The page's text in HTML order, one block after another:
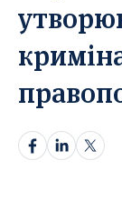
Надсилаючи ваш
нашою
Надсилаючи ваш
нашою